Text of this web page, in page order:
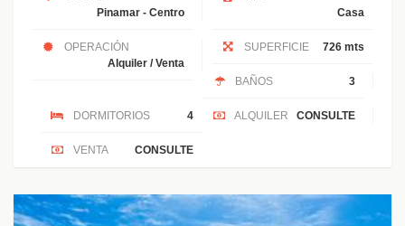
Pinamar - Centro
Casa
OPERACIÓN
Alquiler / Venta
SUPERFICIE 726 mts
BAÑOS 3
DORMITORIOS 4 ALQUILER CONSULTE
VENTA CONSULTE